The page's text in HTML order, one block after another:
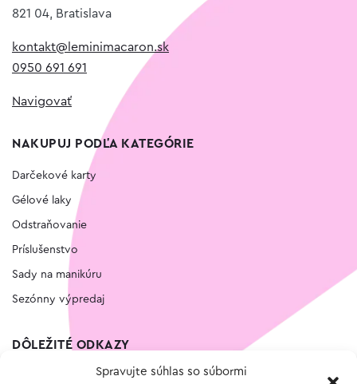
Spravujte súhlas so súbormi
821 04, Bratislava
kontakt@leminimacaron.sk
0950 691 691
Navigovať
NAKUPUJ PODĽA KATEGÓRIE
Darčekové karty
Gélové laky
Odstraňovanie
Príslušenstvo
Sady na manikúru
Sezónny výpredaj
DÔLEŽITÉ ODKAZY